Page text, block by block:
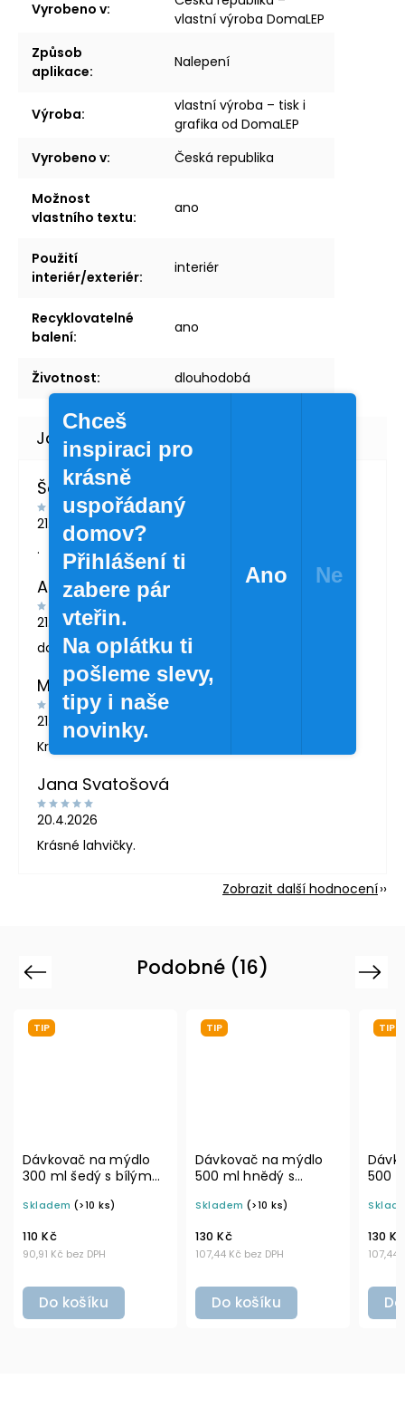
Vyrobeno v:
vlastní výroba DomaLEP
Způsob
aplikace:
Nalepení
Výroba:
vlastní výroba – tisk i
grafika od DomaLEP
Vyrobeno v: Česká republika
Možnost
vlastního textu:
ano
Použití
interiér/exteriér:
interiér
Recyklovatelné
balení:
ano
Životnost: dlouhodobá
Šárka Švábová
21.7.2026
.
Andrea Žáčková
21.5.2026
doporučuji
MARTINA LONDINOVÁ
21.5.2026
Krásné zboží
Jana Svatošová
20.4.2026
Krásné lahvičky.
Zobrazit další hodnocení
Podobné (16)
Previous
TIP
Dávkovač na mýdlo
500 ml hnědý s
Skladem (>10 ks)
107,44 Kč bez DPH
130 Kč
Do košíku
TIP
Dávkovač na mýdlo
500 ml s černým
Skladem (>10 ks)
107,44 Kč bez DPH
130 Kč
Do košíku
TIP
110
Next
Chceš
inspiraci pro
krásně
uspořádaný
domov?
Přihlášení ti
zabere pár
vteřin.
Na oplátku ti
pošleme slevy,
tipy i naše
novinky.
Ano Ne